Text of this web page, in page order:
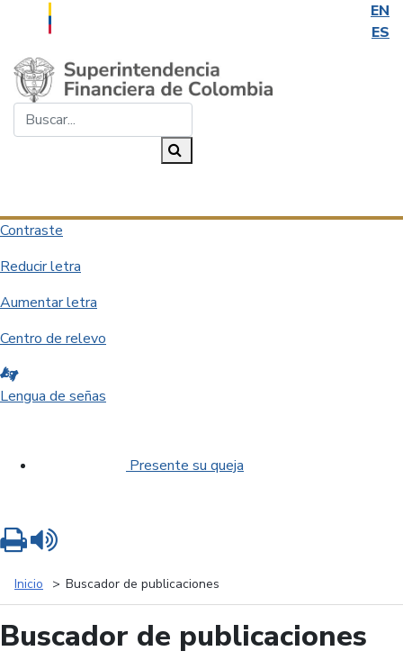
EN
ES
Saltar al contenido principal
Contraste
Reducir letra
Aumentar letra
Centro de relevo
Lengua de señas
Presente su queja
Inicio Buscador de publicaciones
Buscador de publicaciones
Imprimir